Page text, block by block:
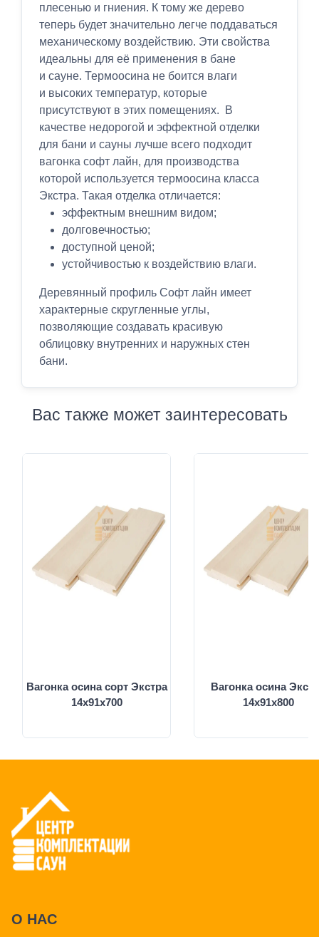
плесенью и гниения. К тому же дерево
теперь будет значительно легче поддаваться
механическому воздействию. Эти свойства
идеальны для её применения в бане
и сауне. Термоосина не боится влаги
и высоких температур, которые
присутствуют в этих помещениях. В
качестве недорогой и эффектной отделки
для бани и сауны лучше всего подходит
вагонка софт лайн, для производства
которой используется термоосина класса
Экстра. Такая отделка отличается:
эффектным внешним видом;
долговечностью;
доступной ценой;
устойчивостью к воздействию влаги.
Деревянный профиль Софт лайн имеет
характерные скругленные углы,
позволяющие создавать красивую
облицовку внутренних и наружных стен
бани.
Вас также может заинтересовать
Вагонка осина сорт Экстра
14х91х700
Вагонка осина
14х91х800
О НАС